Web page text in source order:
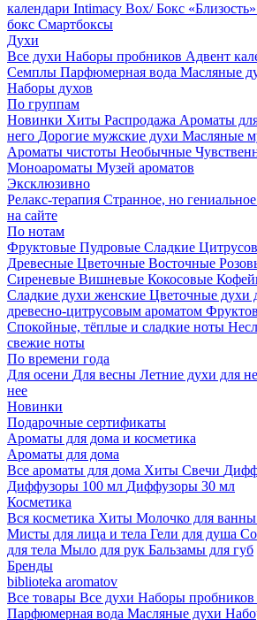
календари Intimacy Box/ Бокс «Близость»
бокс Смартбоксы
Духи
Все духи Наборы пробников Адвент
Семплы Парфюмерная вода Масляные
Наборы духов
По группам
Новинки Хиты Распродажа Ароматы
него Дорогие мужские духи Масляные
Ароматы чистоты Необычные
Моноароматы Музей ароматов
Эксклюзивно
Релакс-терапия Странное, но гениальное
на сайте
По нотам
Фруктовые Пудровые Сладкие
Древесные Цветочные Восточные
Сиреневые Вишневые Кокосовые
Сладкие духи женские Цветочные
древесно-цитрусовым ароматом
Спокойные, тёплые и сладкие ноты
свежие ноты
По времени года
Для осени Для весны Летние духи для
нее
Новинки
Подарочные сертификаты
Ароматы для дома и косметика
Ароматы для дома
Все ароматы для дома Хиты Свечи
Диффузоры 100 мл Диффузоры 30 мл
Косметика
Вся косметика Хиты Молочко для ванны
Мисты для лица и тела Гели для душа
для тела Мыло для рук Бальзамы для губ
Бренды
biblioteka aromatov
Все товары Все духи Наборы пробников
Парфюмерная вода Масляные духи